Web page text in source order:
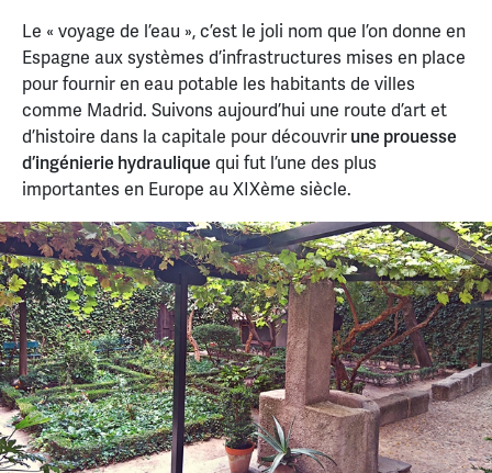
Le « voyage de l’eau », c’est le joli nom que l’on donne en
Espagne aux systèmes d’infrastructures mises en place
pour fournir en eau potable les habitants de villes
comme Madrid. Suivons aujourd’hui une route d’art et
d’histoire dans la capitale pour découvrirune prouesse
d’ingénierie hydraulique qui fut l’une des plus
importantes en Europe au XIXème siècle.